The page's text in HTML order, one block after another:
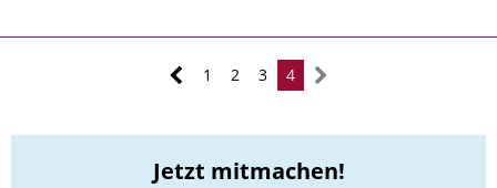
1 2 3 4
Jetzt mitmachen!